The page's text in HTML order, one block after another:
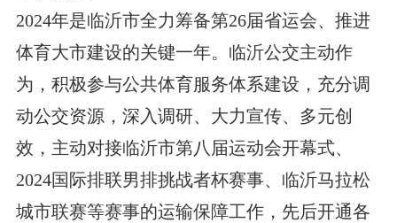
2024年是临沂市全力筹备第26届省运会、推进
体育大市建设的关键一年。临沂公交主动作
为，积极参与公共体育服务体系建设，充分调
动公交资源，深入调研、大力宣传、多元创
效，主动对接临沂市第八届运动会开幕式、
2024国际排联男排挑战者杯赛事、临沂马拉松
城市联赛等赛事的运输保障工作，先后开通各